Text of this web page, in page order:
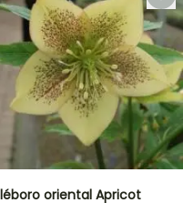
oriental Apricot